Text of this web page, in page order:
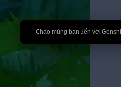
🎉 Chào mừng bạn đến với